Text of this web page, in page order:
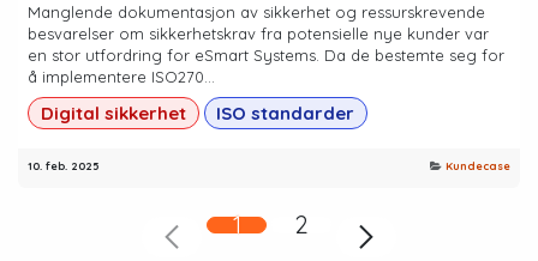
Manglende dokumentasjon av sikkerhet og ressurskrevende
besvarelser om sikkerhetskrav fra potensielle nye kunder var
en stor utfordring for eSmart Systems. Da de bestemte seg for
å implementere ISO270...
Digital sikkerhet ISO standarder
10. feb. 2025 Kundecase
1 2